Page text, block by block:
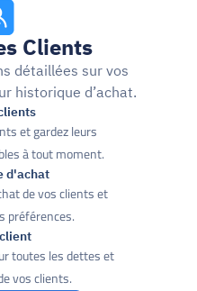
Clients
détaillées sur vos
historique d’achat.
et gardez leurs
à tout moment.
d'achat
de vos clients et
préférences.
toutes les dettes et
vos clients.